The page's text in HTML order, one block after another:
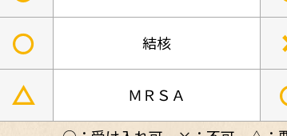
○ 結核
△ ＭＲＳＡ